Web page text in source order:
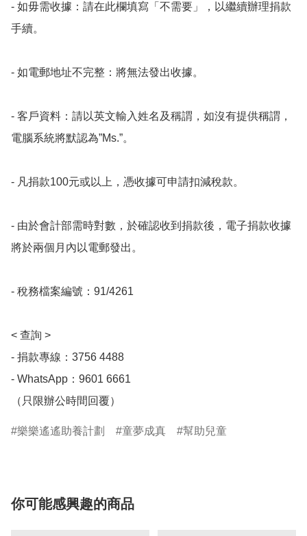
- 如毋需收據：請在此欄填寫「不需要」，以繼續辦理捐款
手續。
- 如電郵地址不完整：將無法發出收據。
- 客戶資料：請以英文輸入姓名及稱謂，如沒有提供稱謂，
電腦系統將默認為”Ms.”。
- 凡捐款100元或以上，憑收據可申請扣減稅款。
- 由於會計部需時對數，於確認收到捐款後，電子捐款收據
將於兩個月內以電郵發出。
- 稅務檔案編號：91/4261
< 查詢 >
- 捐款專線：3756 4488
- WhatsApp：9601 6661
（只限辦公時間回覆）
樂樂遙遙助養計劃 童夢成真 幫助兒童
你可能感興趣的商品